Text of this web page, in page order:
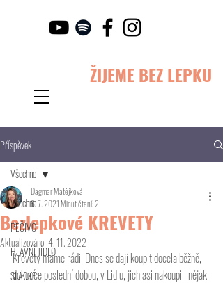
ŽIJEME BEZ LEPKU
Příspěvek
Všechno
PEČIVO
HLAVNÍ JÍDLO
SLADKÉ
Všechno
Bezlepkové KREVETY
Dagmar Matějková
6. 7. 2021Minut čtení: 2
Aktualizováno:4. 11. 2022
Krevety máme rádi. Dnes se dají koupit docela běžně,
dokonce poslední dobou, v Lidlu, jich asi nakoupili nějak